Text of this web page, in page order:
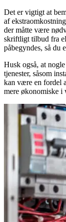
Det er vigtigt at
af
der måtte være
skriftligt tilbud fra
påbegyndes, så du
Husk også, at
tjenester, såsom
kan være en fordel
mere økonomiske i